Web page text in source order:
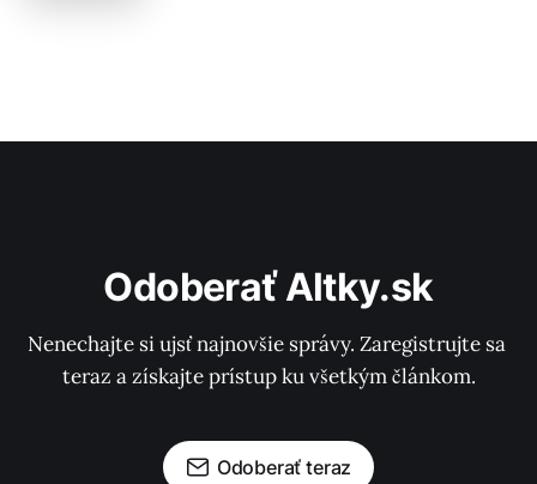
Odoberať Altky.sk
Nenechajte si ujsť najnovšie správy. Zaregistrujte sa
teraz a získajte prístup ku všetkým článkom.
Odoberať teraz